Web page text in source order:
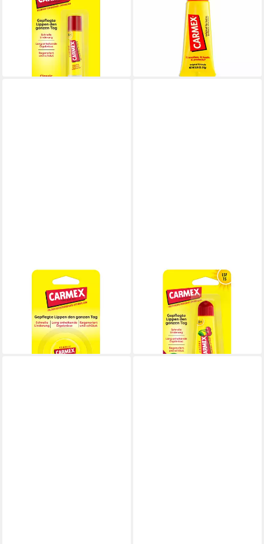
Classic Stick - Lippenpflege
für trockene Lippen - 4,25g
lieferbar - in 2-3 Werktagen bei dir
Klassischer Lippenbalsam
Original Tube
(1.151,00 €/ 1 kg)
lieferbar - in 8-10 Werktagen bei
CARMEX
Lippenpflegestift Carmex
Classic Tiegel - Lippenpflege
für trockene Lippen - 7,5g
2,49 €
lieferbar - in 2-3 Werktagen bei dir
CARMEX
Lippenpflegestift Carmex
Kirsche Tube - Lippenpflege
für trockene Lippen - 10g
lieferbar - in 2-3 Werktagen bei dir